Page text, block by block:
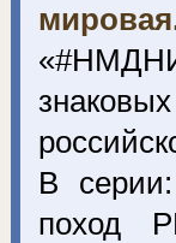
В
поход